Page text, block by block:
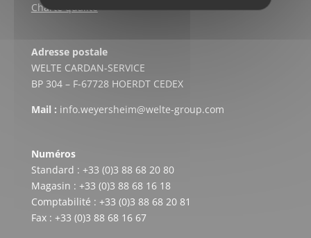
Charte qualité
Adresse postale
WELTE CARDAN-SERVICE
BP 304 – F-67728 HOERDT CEDEX
Mail : info.weyersheim@welte-group.com
Numéros
Standard : +33 (0)3 88 68 20 80
Magasin : +33 (0)3 88 68 16 18
Comptabilité : +33 (0)3 88 68 20 81
Fax : +33 (0)3 88 68 16 67